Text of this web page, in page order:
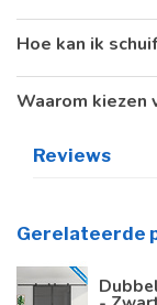
Hoe kan ik
Waarom kiezen
Reviews
Gerelateerde